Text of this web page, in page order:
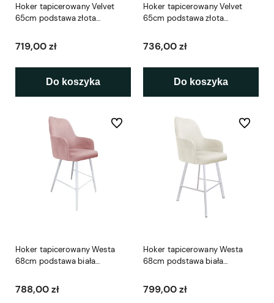
Hoker tapicerowany Velvet
65cm podstawa złota
719,00 zł
Do koszyka
Hoker tapicerowany Velvet
65cm podstawa złota
736,00 zł
Do koszyka
Hoker tapicerowany Westa
68cm podstawa biała
788,00 zł
Do ulubionych
Hoker tapicerowany Westa
68cm podstawa biała
799,00 zł
Do